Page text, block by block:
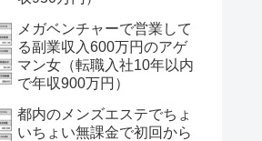
メガベンチャーで営業して
る副業収入600万円のアゲ
マン女（転職入社10年以内
で年収900万円）
都内のメンズエステでちょ
いちょい無課金で初回から